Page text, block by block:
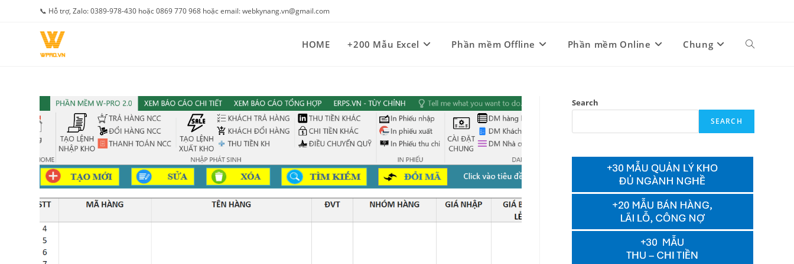
📞 Hỗ trợ, Zalo: 0389-978-430 hoặc 0869 770 968 hoặc email: webkynang.vn@gmail.com
HOME +200 Mẫu Excel Phần mềm Offline Phần mềm Online Chung Toggle
search
Search
SEARCH